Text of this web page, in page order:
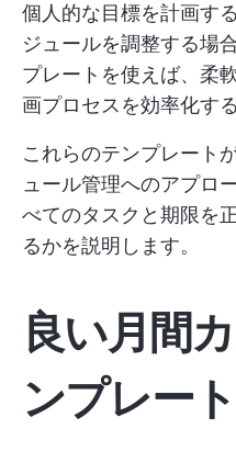
個人的な目標を計画す
ジュールを調整する場
プレートを使えば、柔
画プロセスを効率化す
これらのテンプレート
ュール管理へのアプロ
べてのタスクと期限を
るかを説明します。
良い月間
ンプレー